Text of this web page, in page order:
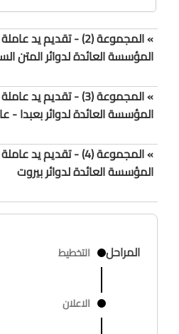
» المجموعة (2) - تقديم
المؤسسة العائدة لدوائر المتن
» المجموعة (3) - تقديم
المؤسسة العائدة لدوائر بعبدا -
» المجموعة (4) - تقديم
المؤسسة العائدة لدوائر بيروت
المراحل التخطيط
الاعلان